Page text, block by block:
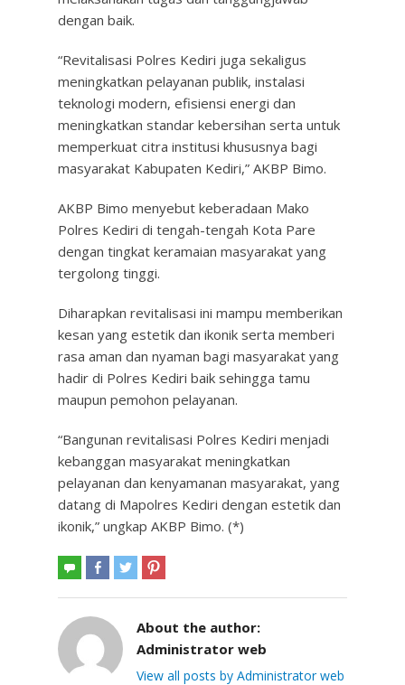
dengan baik.
“Revitalisasi Polres Kediri juga sekaligus
meningkatkan pelayanan publik, instalasi
teknologi modern, efisiensi energi dan
meningkatkan standar kebersihan serta untuk
memperkuat citra institusi khususnya bagi
masyarakat Kabupaten Kediri,” AKBP Bimo.
AKBP Bimo menyebut keberadaan Mako
Polres Kediri di tengah-tengah Kota Pare
dengan tingkat keramaian masyarakat yang
tergolong tinggi.
Diharapkan revitalisasi ini mampu memberikan
kesan yang estetik dan ikonik serta memberi
rasa aman dan nyaman bagi masyarakat yang
hadir di Polres Kediri baik sehingga tamu
maupun pemohon pelayanan.
“Bangunan revitalisasi Polres Kediri menjadi
kebanggan masyarakat meningkatkan
pelayanan dan kenyamanan masyarakat, yang
datang di Mapolres Kediri dengan estetik dan
ikonik,” ungkap AKBP Bimo. (*)
About the author:
Administrator web
View all posts by Administrator web